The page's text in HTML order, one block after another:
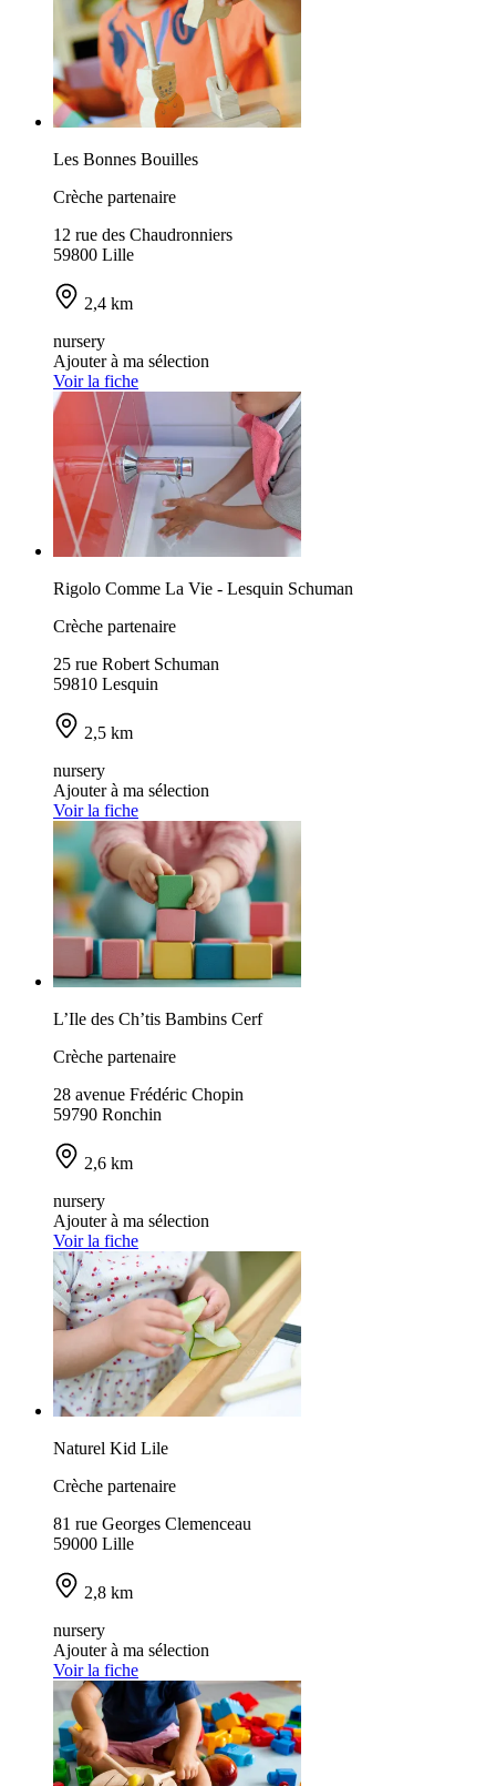
Les Bonnes Bouilles
Crèche partenaire
12 rue des Chaudronniers
59800 Lille
2,4 km
nursery
Ajouter à ma sélection
Voir la fiche
Rigolo Comme La Vie - Lesquin Schuman
Crèche partenaire
25 rue Robert Schuman
59810 Lesquin
2,5 km
nursery
Ajouter à ma sélection
Voir la fiche
L’Ile des Ch’tis Bambins Cerf
Crèche partenaire
28 avenue Frédéric Chopin
59790 Ronchin
2,6 km
nursery
Ajouter à ma sélection
Voir la fiche
Naturel Kid Lile
Crèche partenaire
81 rue Georges Clemenceau
59000 Lille
2,8 km
nursery
Ajouter à ma sélection
Voir la fiche